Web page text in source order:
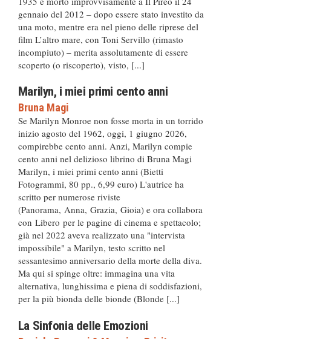
gennaio del 2012 – dopo essere stato investito da
una moto, mentre era nel pieno delle riprese del
film L’altro mare, con Toni Servillo (rimasto
incompiuto) – merita assolutamente di essere
scoperto (o riscoperto), visto, [...]
Marilyn, i miei primi cento anni
Bruna Magi
Se Marilyn Monroe non fosse morta in un torrido
inizio agosto del 1962, oggi, 1 giugno 2026,
compirebbe cento anni. Anzi, Marilyn compie
cento anni nel delizioso librino di Bruna Magi
Marilyn, i miei primi cento anni (Bietti
Fotogrammi, 80 pp., 6,99 euro) L'autrice ha
scritto per numerose riviste
(Panorama, Anna, Grazia, Gioia) e ora collabora
con Libero per le pagine di cinema e spettacolo;
già nel 2022 aveva realizzato una "intervista
impossibile" a Marilyn, testo scritto nel
sessantesimo anniversario della morte della diva.
Ma qui si spinge oltre: immagina una vita
alternativa, lunghissima e piena di soddisfazioni,
per la più bionda delle bionde (Blonde [...]
La Sinfonia delle Emozioni